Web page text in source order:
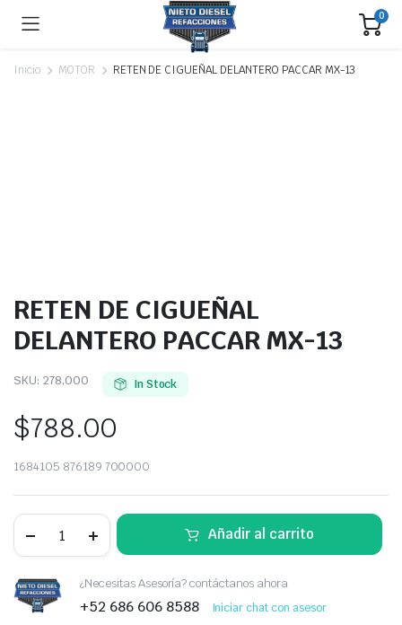
0
Inicio MOTOR RETEN DE CIGUEÑAL DELANTERO PACCAR MX-13
RETEN DE CIGUEÑAL
DELANTERO PACCAR MX-13
SKU: 278,000 In Stock
$788.00
1684105 876189 700000
CIGUEÑAL
PACCAR
MX-
13
Añadir al carrito
¿Necesitas Asesoría? contáctanos ahora
+52 686 606 8588 Iniciar chat con asesor